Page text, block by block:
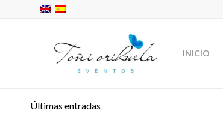
INICIO
Últimas entradas